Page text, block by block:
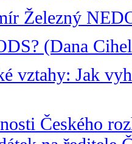
Železný
(Dana
vztahy: Jak
Českého